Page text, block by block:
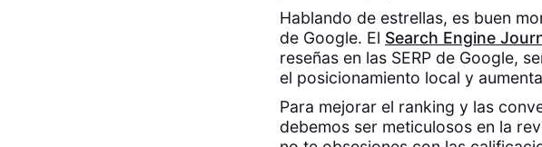
Hablando de estrellas, es buen
de Google. El Search Engine
reseñas en las SERP de Google,
el posicionamiento local y
Para mejorar el ranking y las
debemos ser meticulosos en la